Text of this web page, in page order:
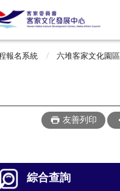
報名系統 六堆客家文化園區
友善列印
綜合查詢